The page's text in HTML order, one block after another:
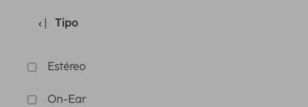
Tipo
Estéreo
On-Ear